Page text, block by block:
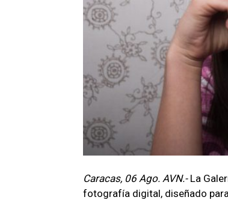
Caracas, 06 Ago. AVN.- La
fotografía digital, diseñado